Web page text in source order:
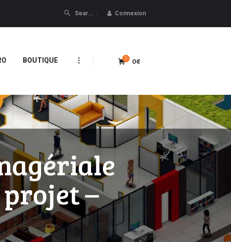
Connexion
BOUTIQUE 0€
0
projet –